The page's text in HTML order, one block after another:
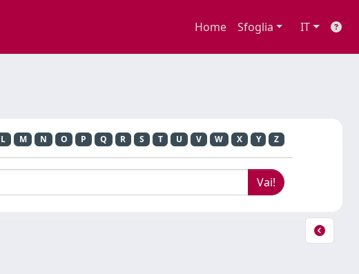
Home Sfoglia IT
L M N O P Q R S T U V W X Y Z